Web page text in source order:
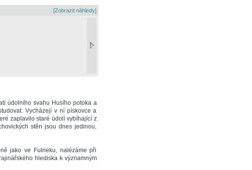
[Zobrazit náhledy]
údolního svahu Husího potoka a
Vycházejí v ní pískovce a
zaplavilo staré údolí vybíhající z
stěn jsou dnes jedinou,
jako ve Fulneku, nalézáme při
hlediska k významným